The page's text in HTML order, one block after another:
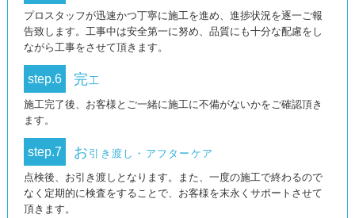
プロスタッフが迅速かつ丁寧に施工を進め、進捗状況を逐一ご報
告致します。工事中は安全第一に努め、品質にも十分な配慮をし
ながら工事をさせて頂きます。
step.6 完工
施工完了後、お客様とご一緒に施工に不備がないかをご確認頂き
ます。
step.7 お 引き渡し・アフターケア
点検後、お引き渡しとなります。また、一度の施工で終わるので
なく定期的に検査をすることで、お客様を末永くサポートさせて
頂きます。